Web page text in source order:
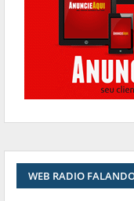
WEB RADIO